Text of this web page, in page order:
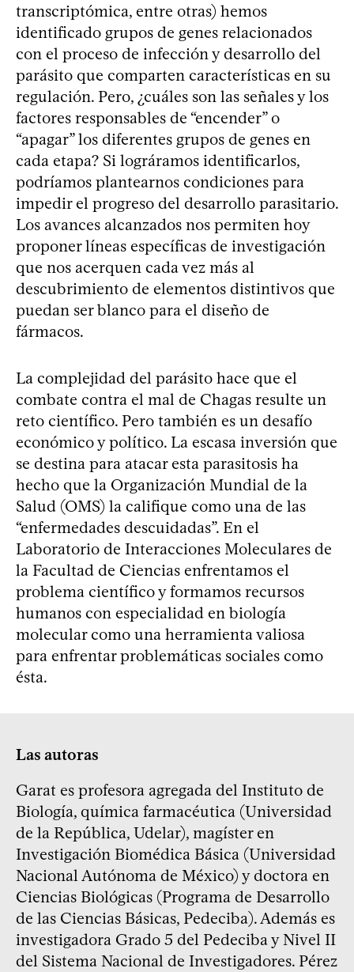
transcriptómica, entre otras) hemos
identificado grupos de genes relacionados
con el proceso de infección y desarrollo del
parásito que comparten características en su
regulación. Pero, ¿cuáles son las señales y los
factores responsables de “encender” o
“apagar” los diferentes grupos de genes en
cada etapa? Si lográramos identificarlos,
podríamos plantearnos condiciones para
impedir el progreso del desarrollo parasitario.
Los avances alcanzados nos permiten hoy
proponer líneas específicas de investigación
que nos acerquen cada vez más al
descubrimiento de elementos distintivos que
puedan ser blanco para el diseño de
fármacos.
La complejidad del parásito hace que el
combate contra el mal de Chagas resulte un
reto científico. Pero también es un desafío
económico y político. La escasa inversión que
se destina para atacar esta parasitosis ha
hecho que la Organización Mundial de la
Salud (OMS) la califique como una de las
“enfermedades descuidadas”. En el
Laboratorio de Interacciones Moleculares de
la Facultad de Ciencias enfrentamos el
problema científico y formamos recursos
humanos con especialidad en biología
molecular como una herramienta valiosa
para enfrentar problemáticas sociales como
ésta.
Las autoras
Garat es profesora agregada del Instituto de
Biología, química farmacéutica (Universidad
de la República, Udelar), magíster en
Investigación Biomédica Básica (Universidad
Nacional Autónoma de México) y doctora en
Ciencias Biológicas (Programa de Desarrollo
de las Ciencias Básicas, Pedeciba). Además es
investigadora Grado 5 del Pedeciba y Nivel II
del Sistema Nacional de Investigadores. Pérez